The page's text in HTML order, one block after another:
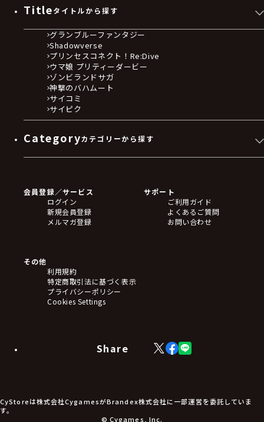
Titleタイトルから探す
グランブルーファンタジー
Shadowverse
プリンセスコネクト！Re:Dive
ウマ娘 プリティーダービー
ゾンビランドサガ
神撃のバハムート
サイコミ
サイピク
Categoryカテゴリーから探す
フィギュア
アクリルスタンド
バッジ
キーホルダー・ストラップ
ステッカー・シール・カード
タペストリー・ポスター
アームサポーター
ブレードホルダー
食品・飲料品
アパレル小物
アクセサリー
会員登録／サービス
ログイン
新規会員登録
メルマガ登録
サポート
ご利用ガイド
よくあるご質問
お問い合わせ
その他
利用規約
特定商取引法に基づく表示
プライバシーポリシー
Cookies Settings
Share
X
(Twitter)
Facebook
LINE
CyStoreは株式会社CygamesがBrandex株式会社に一部運営を委託していま
す。
© Cygames, Inc.